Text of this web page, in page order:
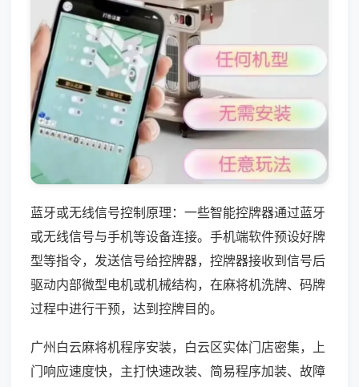
蓝牙或无线信号控制原理：一些智能控牌器通过蓝牙
或无线信号与手机等设备连接。手机端软件预设好牌
型等指令，发送信号给控牌器，控牌器接收到信号后
驱动内部微型电机或机械结构，在麻将机洗牌、码牌
过程中进行干预，达到控牌目的。
广州白云麻将机程序安装，白云区实体门店密集，上
门响应速度快，主打快速改装、简易程序加装、故障